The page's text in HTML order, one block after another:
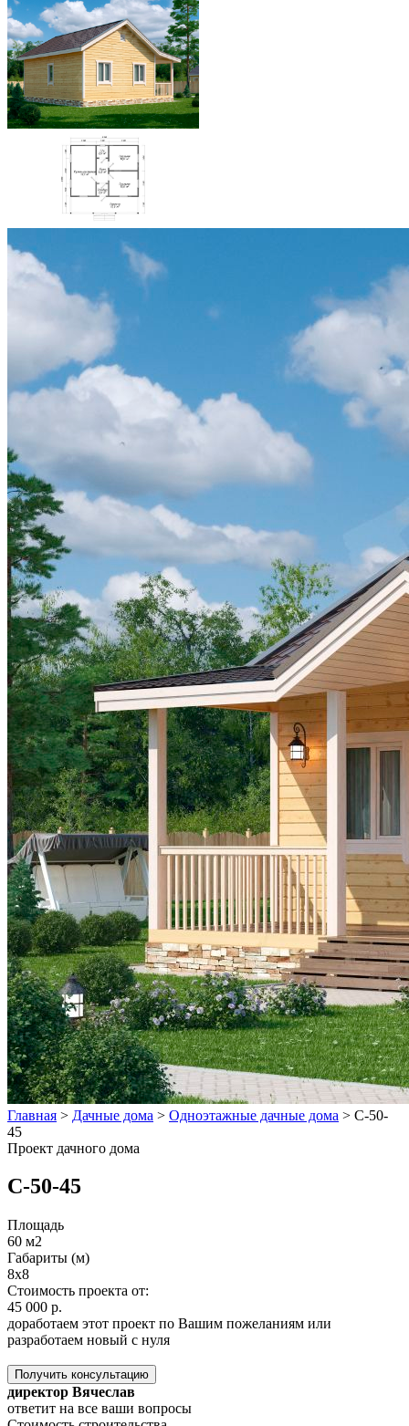
Главная > Дачные дома > Одноэтажные дачные дома > C-50-
45
Проект дачного дома
C-50-45
Площадь
60 м2
Габариты (м)
8х8
Стоимость проекта от:
45 000 р.
доработаем этот проект по Вашим пожеланиям или
разработаем новый с нуля
Получить консультацию
директор Вячеслав
ответит на все ваши вопросы